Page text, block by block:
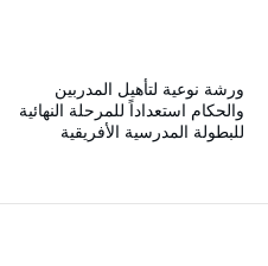
ورشة نوعية لتأهيل المدربين
والحكام استعداداً للمرحلة النهائية
للبطولة المدرسية الأفريقية